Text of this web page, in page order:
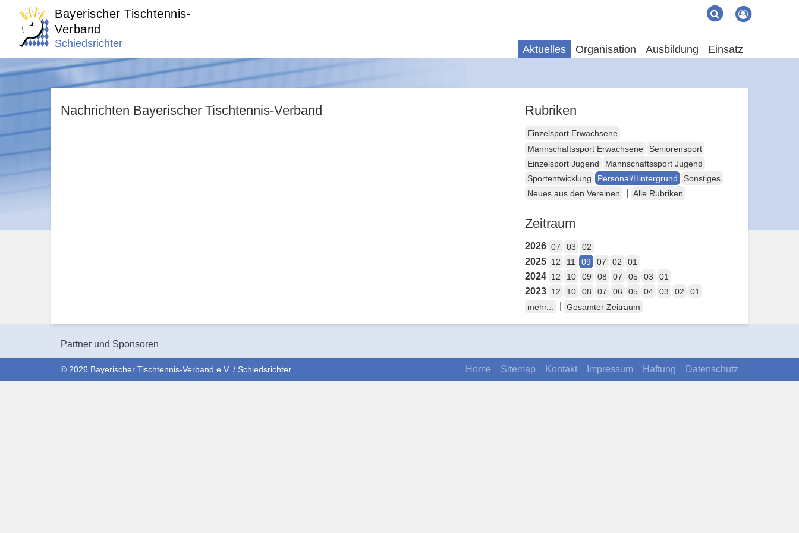
Bayerischer Tischtennis-
Verband
Schiedsrichter
Suche Suchen
Aktuelles Organisation Ausbildung Einsatz
Nachrichten Bayerischer Tischtennis-Verband Rubriken
Einzelsport Erwachsene
Mannschaftssport Erwachsene
Seniorensport
Einzelsport Jugend
Mannschaftssport Jugend
Sportentwicklung
Personal/Hintergrund
Sonstiges
Neues aus den Vereinen
Alle Rubriken
Zeitraum
2026 07 03 02
2025 12 11 09 07 02 01
2024 12 10 09 08 07 05 03 01
2023 12 10 08 07 06 05 04 03 02
01
mehr...
Gesamter Zeitraum
Partner und Sponsoren
Home Sitemap Kontakt Impressum Haftung Datenschutz
© 2026 Bayerischer Tischtennis-Verband e.V. / Schiedsrichter